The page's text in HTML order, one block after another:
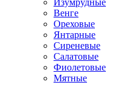
Изумрудные
Венге
Ореховые
Янтарные
Сиреневые
Салатовые
Фиолетовые
Мятные